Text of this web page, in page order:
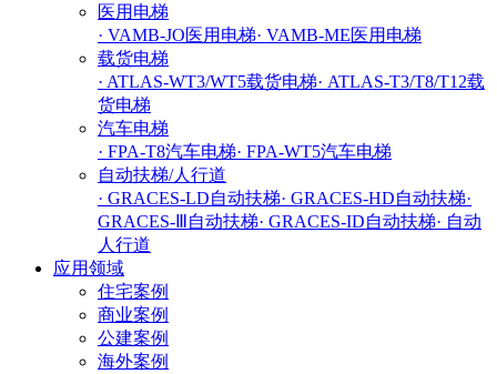
医用电梯
· VAMB-JO医用电梯· VAMB-ME医用电梯
载货电梯
· ATLAS-WT3/WT5载货电梯· ATLAS-T3/T8/T12载
货电梯
汽车电梯
· FPA-T8汽车电梯· FPA-WT5汽车电梯
自动扶梯/人行道
· GRACES-LD自动扶梯· GRACES-HD自动扶梯·
GRACES-Ⅲ自动扶梯· GRACES-ID自动扶梯· 自动
人行道
应用领域
住宅案例
商业案例
公建案例
海外案例